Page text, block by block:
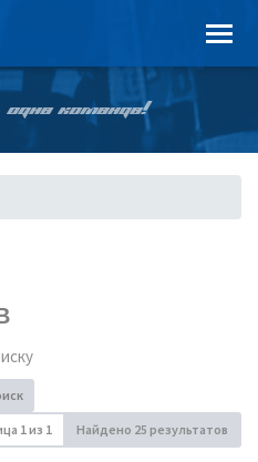
ОДНА КОМАНДА!
1из 1 Найдено 25 результатов